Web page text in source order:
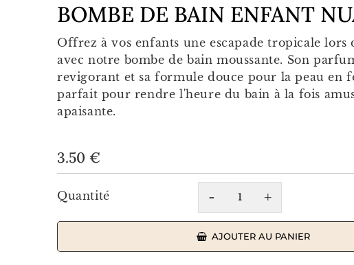
BOMBE DE BAIN ENFANT
Offrez à vos enfants une escapade tropicale lors
avec notre bombe de bain moussante. Son
revigorant et sa formule douce pour la peau en
parfait pour rendre l'heure du bain à la fois
apaisante.
3.50 €
€
Quantité - +
AJOUTER AU PANIER